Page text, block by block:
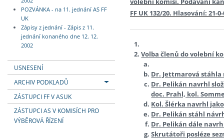
POZVÁNKA - na 11. jednání AS FF
UK
Zápisy z jednání - Zápis z 11.
jednání konaného dne 12. 12.
2002
USNESENÍ
ARCHIV PODKLADŮ
ZÁSTUPCI FF V ASUK
ZÁSTUPCI AS V KOMISÍCH PRO
VÝBĚROVÁ ŘÍZENÍ
FF UK 132/20. Hlasování: 21-
Volba členů do volební
Dr. Jettmarová
Dr. Pelikán navrhl
doc. Prahl, kol.
Kol. Šlérka navrhl
Dr. Pelikán stáhl
Dr. Pelikán dále
Skrutátoři posléze